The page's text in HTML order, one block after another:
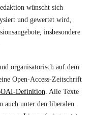
wünscht sich
und gewertet wird,
insbesondere
organisatorisch auf dem
Open-Access-Zeitschrift
Definition . Alle Texte
auch unter den liberalen